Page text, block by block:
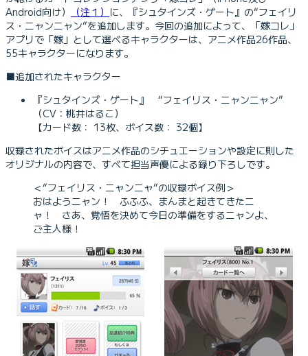
Android向け）
（注１） に、『シュタインズ・ゲート』の“フェイリ
ス・ニャンニャン”を追加します。今回の追加によって、「嫁コレ」
アプリで「嫁」として選べるキャラクターは、アニメ作品26作品、
55キャラクターになります。
■追加されたキャラクター
『シュタインズ・ゲート』 “フェイリス・ニャンニャン”
（CV：桃井はるこ）
【カード数： 13枚、ボイス数： 32個】
収録されたボイスはアニメ作品のシチュエーションや設定に則した
オリジナルの内容で、すべて担当声優による録り下ろしです。
＜“フェイリス・ニャンニャ”の収録ボイス例＞
おはようニャン！ ふふふ、まんまと起きてきたニ
ャ！ さあ、覚悟を決めて今日の準備をするニャンよ、
ご主人様！